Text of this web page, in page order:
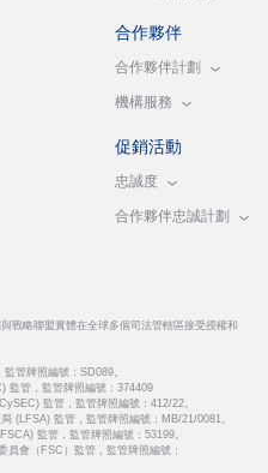
合作夥伴
合作夥伴計劃
機構服務
促銷活動
忠誠度
合作夥伴忠誠計劃
戰略聯盟實體在全球多個司法管轄區接受授權和
管牌照編號：SD089。
監管，監管牌照編號：374409
監管，監管牌照編號：412/22。
(LFSA) 監管，監管牌照編號：MB/21/0081。
監管，監管牌照編號：53199。
會（FSC）監管，監管牌照編號：